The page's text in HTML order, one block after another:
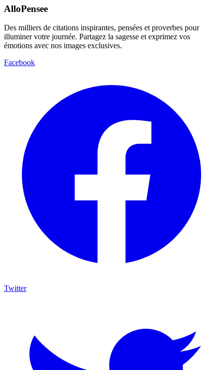
AlloPensee
Des milliers de citations inspirantes, pensées et proverbes pour
illuminer votre journée. Partagez la sagesse et exprimez vos
émotions avec nos images exclusives.
Facebook
Twitter